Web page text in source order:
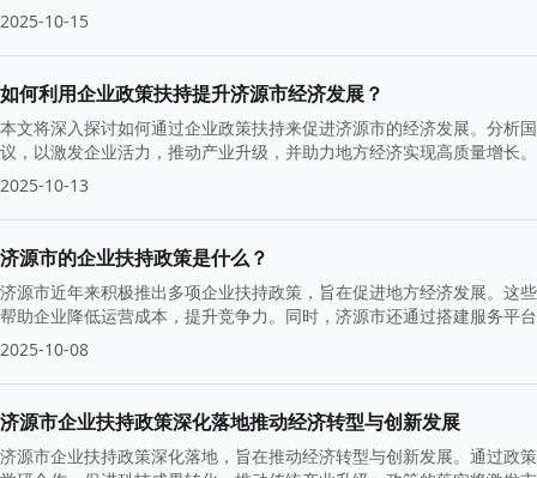
2025-10-15
如何利用企业政策扶持提升济源市经济发展？
本文将深入探讨如何通过企业政策扶持来促进济源市的经济发展。分析
议，以激发企业活力，推动产业升级，并助力地方经济实现高质量增长。
2025-10-13
济源市的企业扶持政策是什么？
济源市近年来积极推出多项企业扶持政策，旨在促进地方经济发展。这
帮助企业降低运营成本，提升竞争力。同时，济源市还通过搭建服务平
2025-10-08
济源市企业扶持政策深化落地推动经济转型与创新发展
济源市企业扶持政策深化落地，旨在推动经济转型与创新发展。通过政